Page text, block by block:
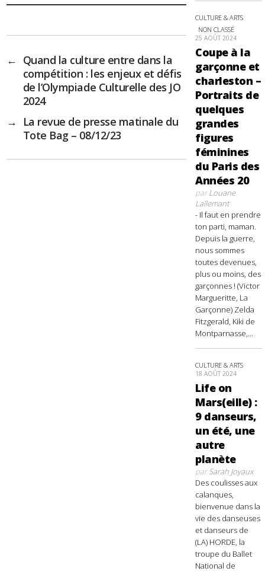
← Quand la culture entre dans la
compétition : les enjeux et défis
de l’Olympiade Culturelle des JO
2024
→
La revue de presse matinale du
Tote Bag – 08/12/23
CULTURE & ARTS
NON CLASSÉ
25 AOÛT 2024
Coupe à la
garçonne et
charleston –
Portraits de
quelques
grandes
figures
féminines
du Paris des
Années 20
parLouane
Lallemant
- Il faut en prendre
ton parti, maman.
Depuis la guerre,
nous sommes
toutes devenues,
plus ou moins, des
garçonnes ! (Victor
Margueritte, La
Garçonne) Zelda
Fitzgerald, Kiki de
Montparnasse,...
CULTURE & ARTS
18 AOÛT 2024
Life on
Mars(eille) :
9 danseurs,
un été, une
autre
planète
parSarah Joyaux
Des coulisses aux
calanques,
bienvenue dans la
vie des danseuses
et danseurs de
(LA) HORDE, la
troupe du Ballet
National de